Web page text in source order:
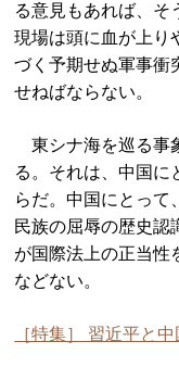
る意見もあれば、そ
現場は頭に血が上り
づく予期せぬ軍事衝
せねばならない。
東シナ海を巡る事
る。それは、中国に
らだ。中国にとって
民族の屈辱の歴史認
が国際法上の正当性
などない。
［特集］ 習近平と